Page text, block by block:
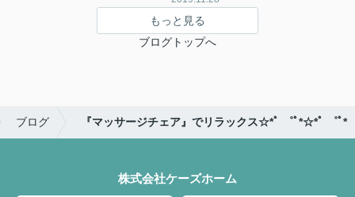
もっと見る
ブログトップへ
ブログ 『マッサージチェア』でリラックス☆*ﾟ ゜ﾟ*☆*ﾟ ゜ﾟ*
株式会社ケーズホーム